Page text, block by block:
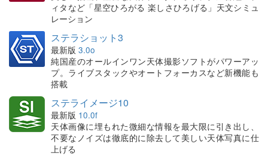
ィタなど「星空ひろがる 楽しさひろげる」天文シミュ
レーション
ステラショット3
最新版 3.0o
純国産のオールインワン天体撮影ソフトがパワーアッ
プ。ライブスタックやオートフォーカスなど新機能も
搭載
ステライメージ10
最新版 10.0f
天体画像に埋もれた微細な情報を最大限に引き出し、
不要なノイズは徹底的に除去して美しい天体写真に仕
上げる